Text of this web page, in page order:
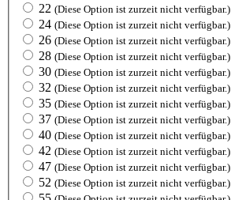
22 (Diese Option ist zurzeit nicht verfügbar.)
24 (Diese Option ist zurzeit nicht verfügbar.)
26 (Diese Option ist zurzeit nicht verfügbar.)
28 (Diese Option ist zurzeit nicht verfügbar.)
30 (Diese Option ist zurzeit nicht verfügbar.)
32 (Diese Option ist zurzeit nicht verfügbar.)
35 (Diese Option ist zurzeit nicht verfügbar.)
37 (Diese Option ist zurzeit nicht verfügbar.)
40 (Diese Option ist zurzeit nicht verfügbar.)
42 (Diese Option ist zurzeit nicht verfügbar.)
47 (Diese Option ist zurzeit nicht verfügbar.)
52 (Diese Option ist zurzeit nicht verfügbar.)